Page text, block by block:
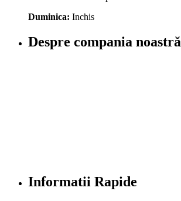
Duminica: Inchis
Despre compania noastră
Informatii Rapide